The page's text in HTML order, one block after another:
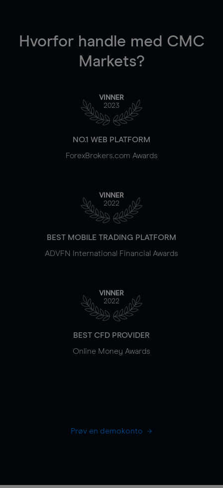
Hvorfor handle med CMC
Markets?
VINNER
2023
NO.1 WEB PLATFORM
ForexBrokers.com Awards
VINNER
2022
BEST MOBILE TRADING PLATFORM
ADVFN International Financial Awards
VINNER
2022
BEST CFD PROVIDER
Online Money Awards
Prøv en demokonto